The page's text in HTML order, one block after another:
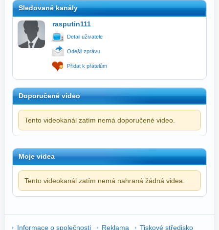
Sledované kanály
rasputin111
Detail uživatele
Odešli zprávu
Přidat k přátelům
Doporučené video
Tento videokanál zatím nemá doporučené video.
Moje videa
Tento videokanál zatím nemá nahraná žádná videa.
Informace o společnosti Reklama Tiskové středisko